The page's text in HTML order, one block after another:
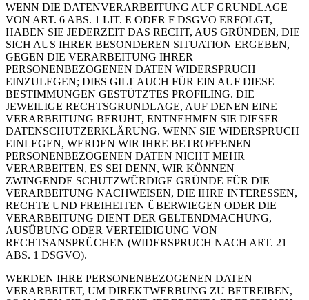
WENN DIE DATENVERARBEITUNG AUF GRUNDLAGE
VON ART. 6 ABS. 1 LIT. E ODER F DSGVO ERFOLGT,
HABEN SIE JEDERZEIT DAS RECHT, AUS GRÜNDEN, DIE
SICH AUS IHRER BESONDEREN SITUATION ERGEBEN,
GEGEN DIE VERARBEITUNG IHRER
PERSONENBEZOGENEN DATEN WIDERSPRUCH
EINZULEGEN; DIES GILT AUCH FÜR EIN AUF DIESE
BESTIMMUNGEN GESTÜTZTES PROFILING. DIE
JEWEILIGE RECHTSGRUNDLAGE, AUF DENEN EINE
VERARBEITUNG BERUHT, ENTNEHMEN SIE DIESER
DATENSCHUTZERKLÄRUNG. WENN SIE WIDERSPRUCH
EINLEGEN, WERDEN WIR IHRE BETROFFENEN
PERSONENBEZOGENEN DATEN NICHT MEHR
VERARBEITEN, ES SEI DENN, WIR KÖNNEN
ZWINGENDE SCHUTZWÜRDIGE GRÜNDE FÜR DIE
VERARBEITUNG NACHWEISEN, DIE IHRE INTERESSEN,
RECHTE UND FREIHEITEN ÜBERWIEGEN ODER DIE
VERARBEITUNG DIENT DER GELTENDMACHUNG,
AUSÜBUNG ODER VERTEIDIGUNG VON
RECHTSANSPRÜCHEN (WIDERSPRUCH NACH ART. 21
ABS. 1 DSGVO).
WERDEN IHRE PERSONENBEZOGENEN DATEN
VERARBEITET, UM DIREKTWERBUNG ZU BETREIBEN,